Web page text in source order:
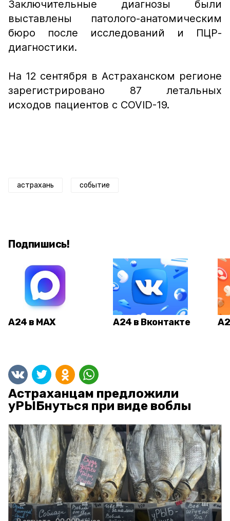
Заключительные диагнозы были
выставлены патолого-анатомическим
бюро после исследований и ПЦР-
диагностики.
На 12 сентября в Астраханском регионе
зарегистрировано 87 летальных
исходов пациентов с COVID-19.
астрахань событие
Подпишись!
А24 в MAX А24 в Вконтакте
Астраханцам предложили
уРЫБнуться при виде воблы